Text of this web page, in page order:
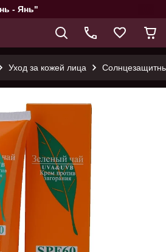
- Янь"
Уход за кожей лица